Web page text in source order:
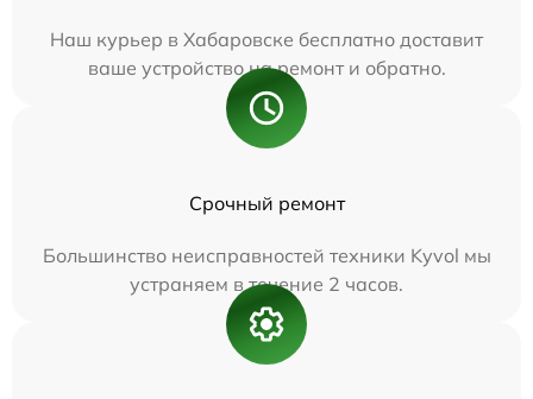
Наш курьер в Хабаровске бесплатно доставит
ваше устройство на ремонт и обратно.
Срочный ремонт
Большинство неисправностей техники Kyvol мы
устраняем в течение 2 часов.